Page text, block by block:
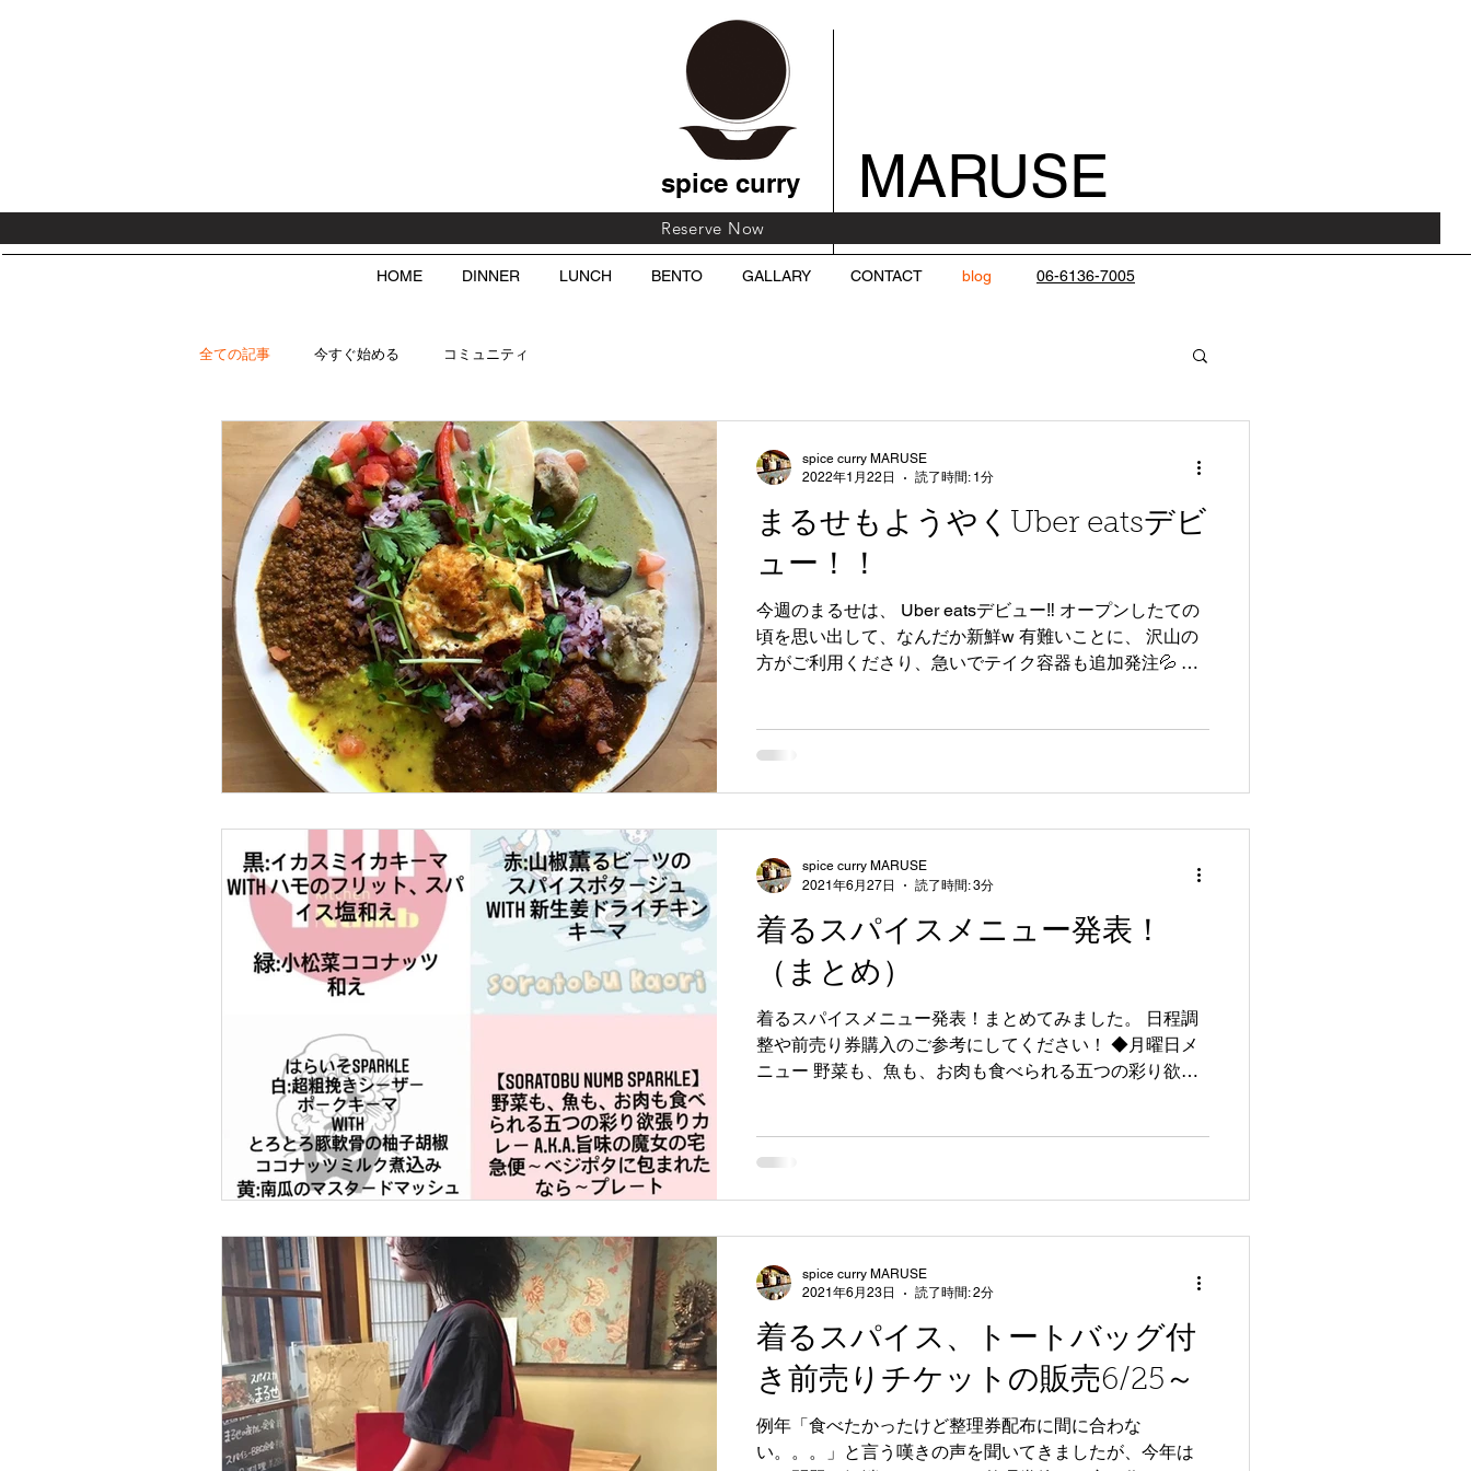
spice curry MARUSE
Reserve Now
HOME DINNER LUNCH BENTO GALLARY CONTACT blog 06-6136-7005
全ての記事 今すぐ始める コミュニティ
まるせもようやくUber eatsデビ
ュー！！
今週のまるせは、 Uber eatsデビュー‼️ オープンしたての
頃を思い出して、なんだか新鮮w 有難いことに、 沢山の
方がご利用くださり、急いでテイク容器も追加発注💦 オ
spice curry MARUSE
2022年1月22日
読了時間: 1分
着るスパイスメニュー発表！
（まとめ）
着るスパイスメニュー発表！まとめてみました。 日程調
整や前売り券購入のご参考にしてください！ ◆月曜日メ
ニュー 野菜も、魚も、お肉も食べられる五つの彩り欲張
spice curry MARUSE
2021年6月27日
読了時間: 3分
着るスパイス、トートバッグ付
き前売りチケットの販売6/25～
例年「食べたかったけど整理券配布に間に合わな
い。。。」と言う嘆きの声を聞いてきましたが、今年は
spice curry MARUSE
2021年6月23日
読了時間: 2分